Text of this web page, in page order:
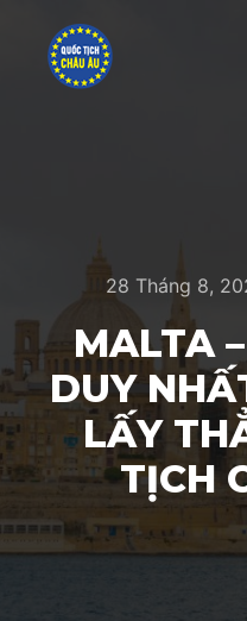
28 Tháng 8,
MALTA
DUY
LẤY
TỊCH